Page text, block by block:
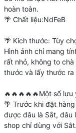
hoàn toàn.
🌴 Chất liệu:NdFeB
🌴 Kich thước: Tùy
Hình ảnh chỉ mang
rất nhỏ, không to
thước và lấy thước
🔥🔥🔥🔥🔥Một số
🌴 Trước khi đặt
được đâu là Sắt, đâu
shop chỉ dùng với Sắt.